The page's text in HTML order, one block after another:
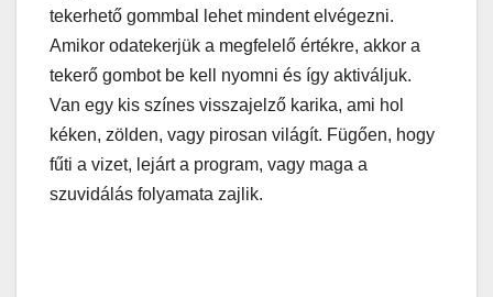
tekerhető gommbal lehet mindent elvégezni.
Amikor odatekerjük a megfelelő értékre, akkor a
tekerő gombot be kell nyomni és így aktiváljuk.
Van egy kis színes visszajelző karika, ami hol
kéken, zölden, vagy pirosan világít. Fügően, hogy
fűti a vizet, lejárt a program, vagy maga a
szuvidálás folyamata zajlik.